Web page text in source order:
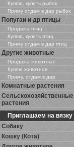
Куплю, купить рыбок
Приму отдам в дар рыбок
Попугаи и др птицы
Продажа птиц
Куплю, купить птиц
Приму отдам в дар птиц
Другие животные
Продажа животных
Куплю животное
Приму, отдам в дар
Комнатные растения
Сельскохозяйственные
растения
Приглашаем на вязку
Собаку
Кошку (Кота)